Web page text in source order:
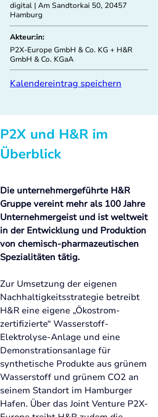
digital | Am Sandtorkai 50, 20457
Hamburg
Akteur:in:
P2X-Europe GmbH & Co. KG + H&R
GmbH & Co. KGaA
Kalendereintrag speichern
P2X und H&R im
Überblick
Die unternehmergeführte H&R
Gruppe vereint mehr als 100 Jahre
Unternehmergeist und ist weltweit
in der Entwicklung und Produktion
von chemisch-pharmazeutischen
Spezialitäten tätig.
Zur Umsetzung der eigenen
Nachhaltigkeitsstrategie betreibt
H&R eine eigene „Ökostrom-
zertifizierte“ Wasserstoff-
Elektrolyse-Anlage und eine
Demonstrationsanlage für
synthetische Produkte aus grünem
Wasserstoff und grünem CO2 an
seinem Standort im Hamburger
Hafen. Über das Joint Venture P2X-